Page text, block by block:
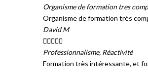
Organisme de formation tres
Organisme de formation très
David M

Professionnalisme, Réactivité
Formation très intéressante, et